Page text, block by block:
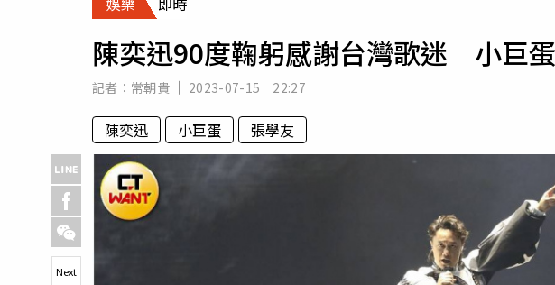
專欄
房產新勢力
陳奕迅90度鞠躬感謝台灣歌迷 小巨
記者： 常朝貴 2023-07-15 22:27
陳奕迅 小巨蛋 張學友
Next